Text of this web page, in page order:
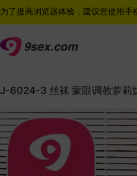
为了提高浏览器体验，建议您使用手
J-6024-3 丝袜 蒙眼调教萝莉